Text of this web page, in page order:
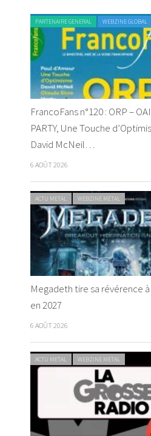
PARTENAIRE GENERAL WEBZINE GLOBAL
FrancoFans n°120 : ORP –
PARTY, Une Touche
David McNeil…
6 AOÛT 2026
ACTU METAL WEBZINE METAL
Megadeth tire sa révérence
en 2027
6 AOÛT 2026
ACTU METAL WEBZINE METAL